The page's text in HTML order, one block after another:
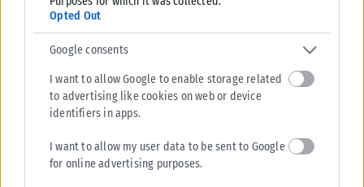
Opted Out
Google consents
I want to allow Google to enable storage related
to advertising like cookies on web or device
identifiers in apps.
I want to allow my user data to be sent to Google
for online advertising purposes.